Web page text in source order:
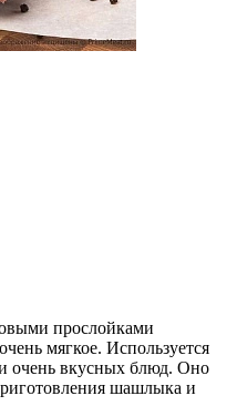
прослойками
мягкое. Используется
очень вкусных блюд. Оно
шашлыка и